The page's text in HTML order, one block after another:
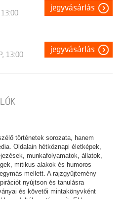
13:00
jegyvásárlás
13:00
jegyvásárlás
történetek sorozata, hanem
Oldalain hétköznapi életképek,
munkafolyamatok, állatok,
mitikus alakok és humoros
mellett. A rajzgyűjtemény
nyújtson és tanulásra
és követői mintakönyvként